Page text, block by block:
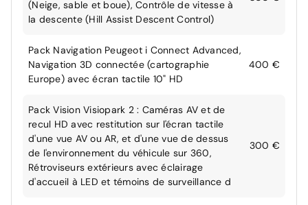
(Neige, sable et boue), Contrôle de vitesse à
la descente (Hill Assist Descent Control)
Pack Navigation Peugeot i Connect Advanced,
Navigation 3D connectée (cartographie
Europe) avec écran tactile 10" HD
400 €
Pack Vision Visiopark 2 : Caméras AV et de
recul HD avec restitution sur l'écran tactile
d'une vue AV ou AR, et d'une vue de dessus
de l'environnement du véhicule sur 360,
Rétroviseurs extérieurs avec éclairage
d'accueil à LED et témoins de surveillance d
300 €